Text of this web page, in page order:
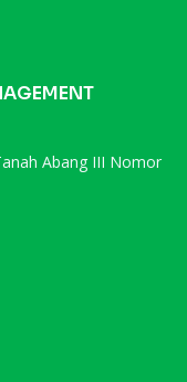
Abang III Nomor